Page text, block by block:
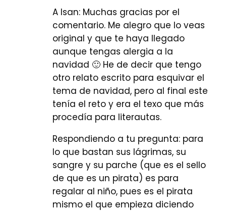
A Isan: Muchas gracias por el
comentario. Me alegro que lo veas
original y que te haya llegado
aunque tengas alergia a la
navidad 🙂 He de decir que tengo
otro relato escrito para esquivar el
tema de navidad, pero al final este
tenía el reto y era el texo que más
procedía para literautas.
Respondiendo a tu pregunta: para
lo que bastan sus lágrimas, su
sangre y su parche (que es el sello
de que es un pirata) es para
regalar al niño, pues es el pirata
mismo el que empieza diciendo